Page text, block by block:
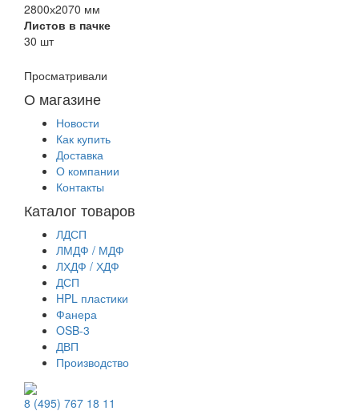
2800х2070 мм
Листов в пачке
30 шт
Просматривали
О магазине
Новости
Как купить
Доставка
О компании
Контакты
Каталог товаров
ЛДСП
ЛМДФ / МДФ
ЛХДФ / ХДФ
ДСП
HPL пластики
Фанера
OSB-3
ДВП
Производство
8 (495) 767 18 11